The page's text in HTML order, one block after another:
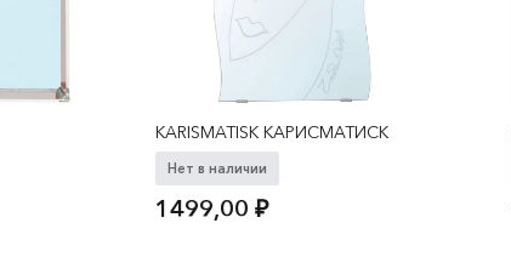
KARISMATISK КАРИСМАТИСК
Нет в наличии
1499,00 ₽